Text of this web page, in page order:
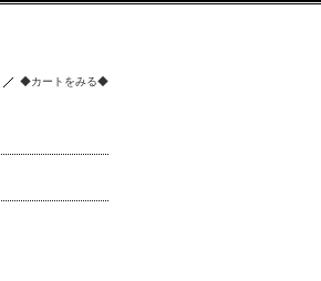
◆カートをみる◆